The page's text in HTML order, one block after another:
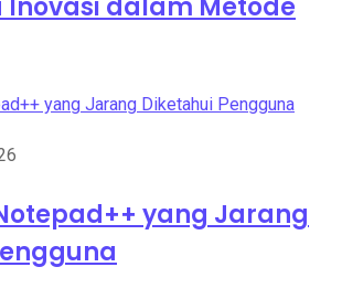
Inovasi dalam Metode
yang Jarang